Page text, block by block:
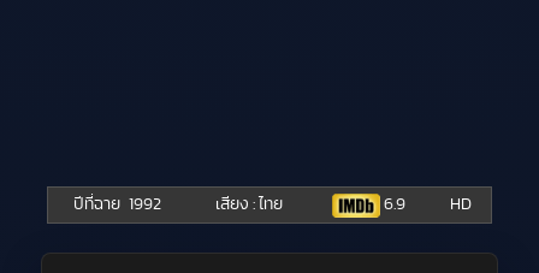
ปีที่ฉาย 1992 เสียง : ไทย 6.9 HD